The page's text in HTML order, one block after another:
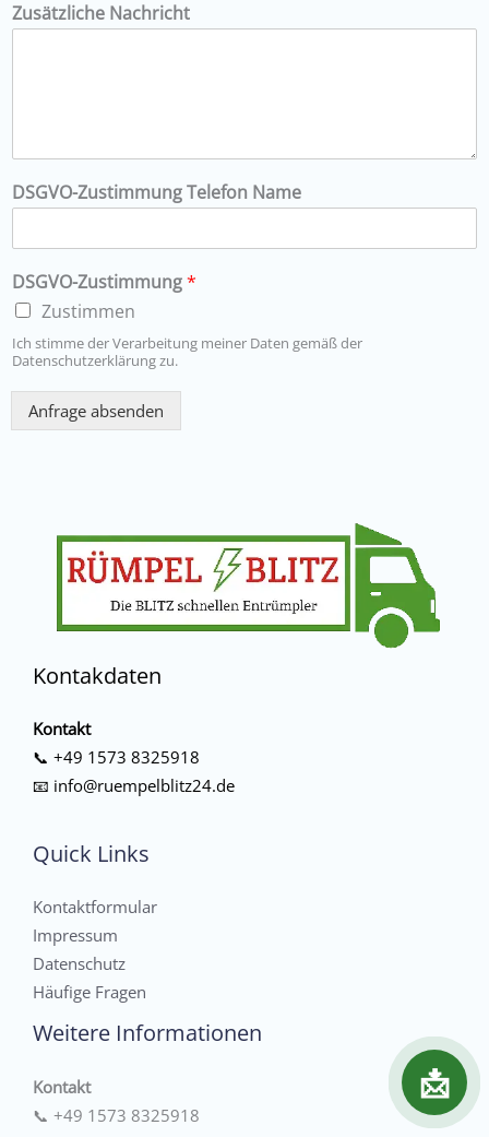
Zusätzliche Nachricht
DSGVO-Zustimmung Telefon Name
DSGVO-Zustimmung*
Zustimmen
Ich stimme der Verarbeitung meiner Daten gemäß der
Datenschutzerklärung zu.
Anfrage absenden
📩
Kontakdaten
Kontakt
📞 +49 1573 8325918
📧 info@ruempelblitz24.de
Quick Links
Kontaktformular
Impressum
Datenschutz
Häufige Fragen
Weitere Informationen
Kontakt
📞 +49 1573 8325918